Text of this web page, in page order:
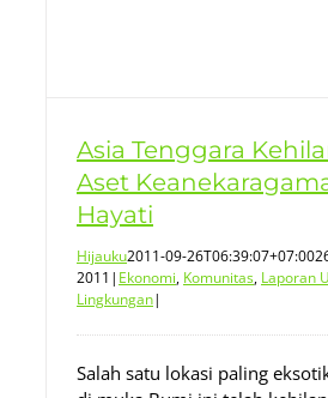
Asia Tenggara
Aset
Hayati
Hijauku2011-09-26T06:39:07+07:00
2011 | Ekonomi, Komunitas, Laporan
Lingkungan|
Salah satu lokasi paling